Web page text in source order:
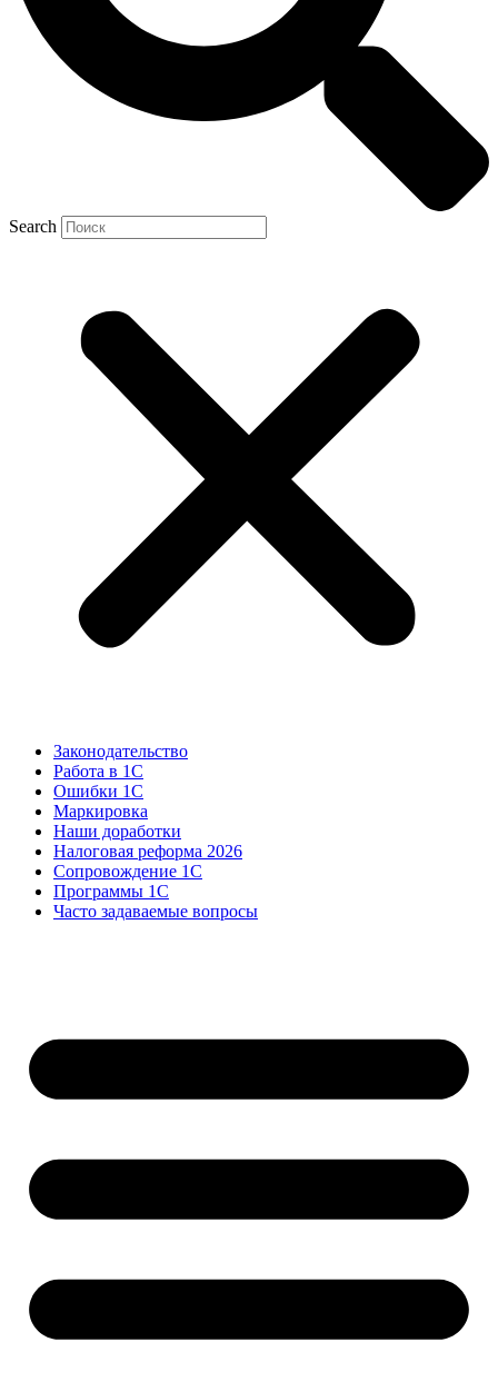
Search
Законодательство
Работа в 1С
Ошибки 1С
Маркировка
Наши доработки
Налоговая реформа 2026
Сопровождение 1С
Программы 1С
Часто задаваемые вопросы